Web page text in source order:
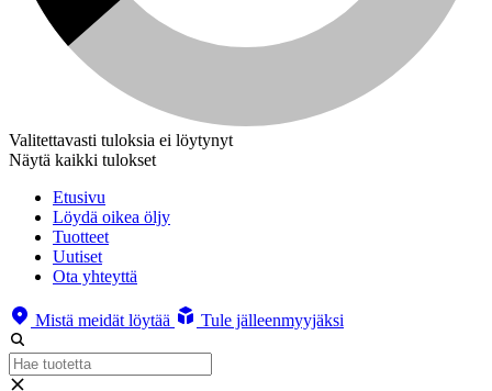
Valitettavasti tuloksia ei löytynyt
Näytä kaikki tulokset
Etusivu
Löydä oikea öljy
Tuotteet
Uutiset
Ota yhteyttä
Mistä meidät löytää Tule jälleenmyyjäksi